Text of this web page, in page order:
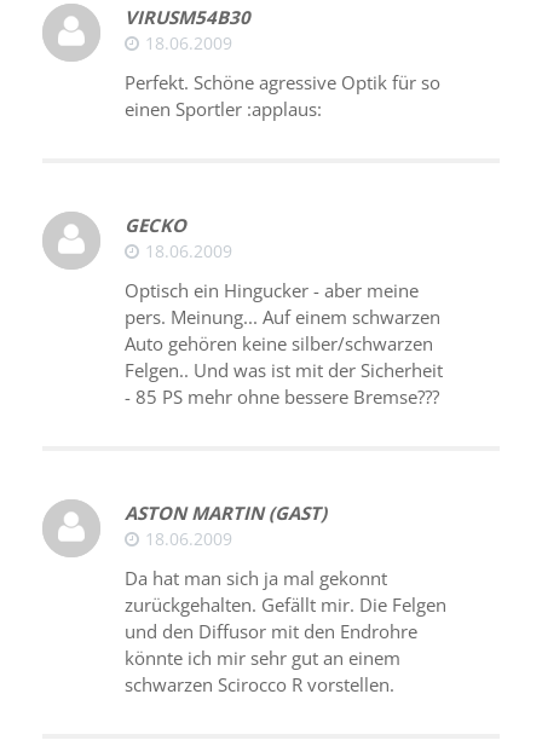
VIRUSM54B30
18.06.2009
Perfekt. Schöne agressive Optik für so
einen Sportler :applaus:
GECKO
18.06.2009
Optisch ein Hingucker - aber meine
pers. Meinung... Auf einem schwarzen
Auto gehören keine silber/schwarzen
Felgen.. Und was ist mit der Sicherheit
- 85 PS mehr ohne bessere Bremse???
ASTON MARTIN (GAST)
18.06.2009
Da hat man sich ja mal gekonnt
zurückgehalten. Gefällt mir. Die Felgen
und den Diffusor mit den Endrohre
könnte ich mir sehr gut an einem
schwarzen Scirocco R vorstellen.